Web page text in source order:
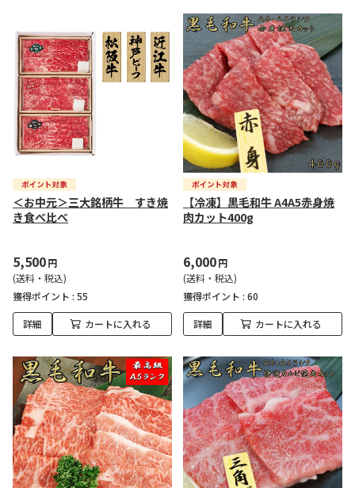
＜お中元＞三大銘柄牛 すき焼
き食べ比べ
5,500円
(送料・税込)
獲得ポイント : 55
詳細 カートに入れる
【冷凍】黒毛和牛 A4A5赤身焼
肉カット400g
6,000円
(送料・税込)
獲得ポイント : 60
詳細 カートに入れる